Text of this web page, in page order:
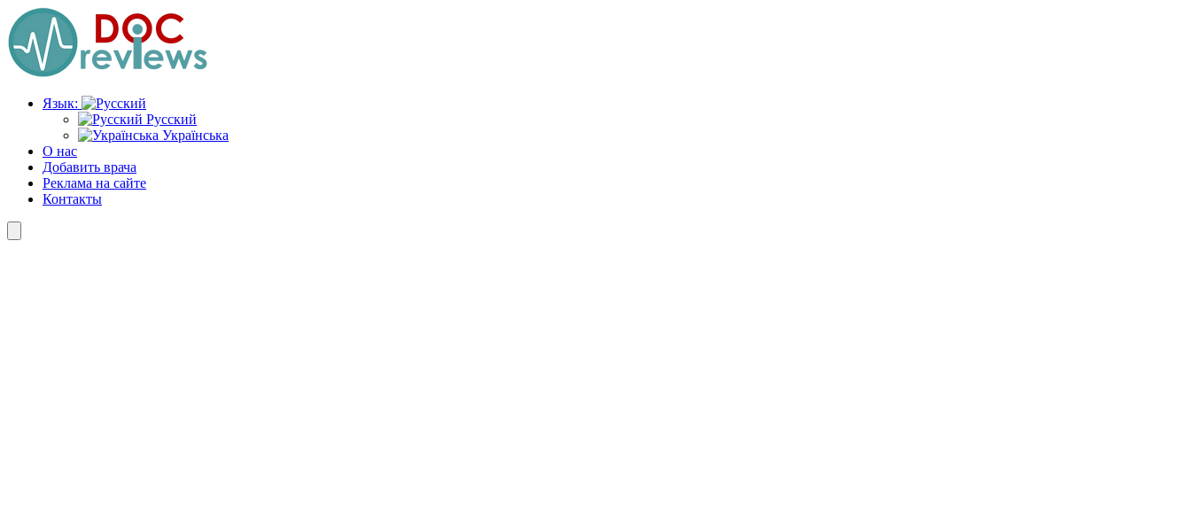
Перейти
к
содержимому
Язык:
Русский
Українська
О нас
Добавить врача
Реклама на сайте
Контакты